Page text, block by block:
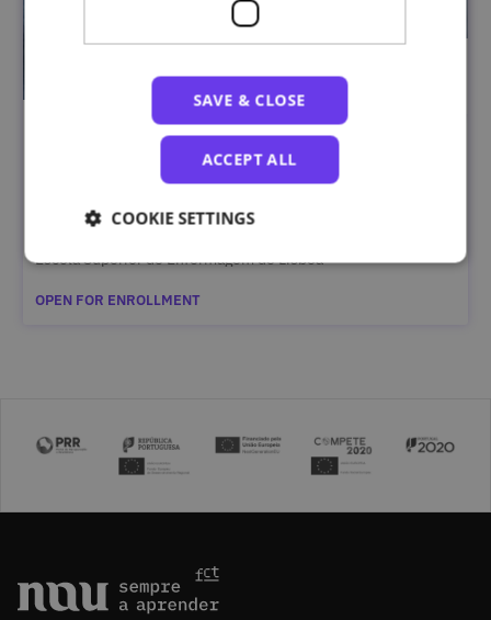
Saúde Mental e Bem-Estar no Ensino Superior
Escola Superior de Enfermagem de Lisboa
OPEN FOR ENROLLMENT
SAVE & CLOSE
ACCEPT ALL
COOKIE SETTINGS